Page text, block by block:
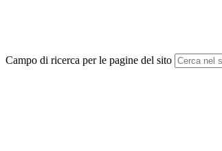
Campo di ricerca per le pagine del sito